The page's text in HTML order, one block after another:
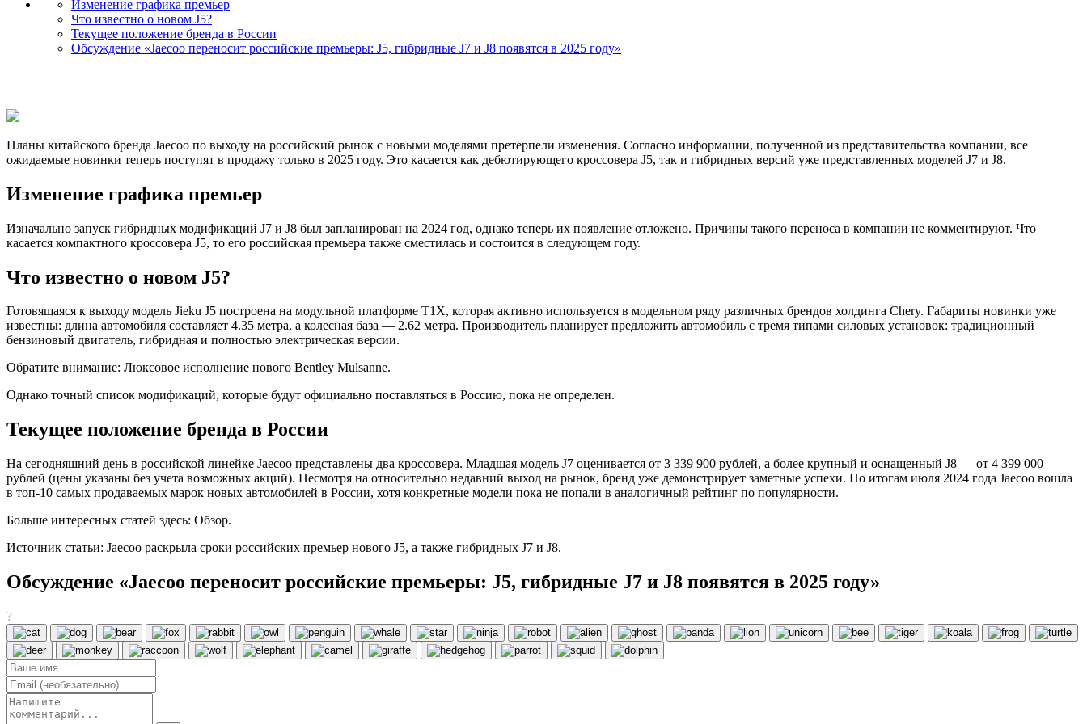
Изменение графика премьер
Что известно о новом J5?
Текущее положение бренда в России
Обсуждение «Jaecoo переносит российские премьеры: J5, гибридные J7 и J8 появятся в 2025 году»
Планы китайского бренда Jaecoo по выходу на российский рынок с новыми моделями претерпели изменения. Согласно информации, полученной из представительства компании, все
ожидаемые новинки теперь поступят в продажу только в 2025 году. Это касается как дебютирующего кроссовера J5, так и гибридных версий уже представленных моделей J7 и J8.
Изменение графика премьер
Изначально запуск гибридных модификаций J7 и J8 был запланирован на 2024 год, однако теперь их появление отложено. Причины такого переноса в компании не комментируют. Что
касается компактного кроссовера J5, то его российская премьера также сместилась и состоится в следующем году.
Что известно о новом J5?
Готовящаяся к выходу модель Jieku J5 построена на модульной платформе T1X, которая активно используется в модельном ряду различных брендов холдинга Chery. Габариты новинки уже
известны: длина автомобиля составляет 4.35 метра, а колесная база — 2.62 метра. Производитель планирует предложить автомобиль с тремя типами силовых установок: традиционный
бензиновый двигатель, гибридная и полностью электрическая версии.
Обратите внимание: Люксовое исполнение нового Bentley Mulsanne.
Однако точный список модификаций, которые будут официально поставляться в Россию, пока не определен.
Текущее положение бренда в России
На сегодняшний день в российской линейке Jaecoo представлены два кроссовера. Младшая модель J7 оценивается от 3 339 900 рублей, а более крупный и оснащенный J8 — от 4 399 000
рублей (цены указаны без учета возможных акций). Несмотря на относительно недавний выход на рынок, бренд уже демонстрирует заметные успехи. По итогам июля 2024 года Jaecoo вошла
в топ-10 самых продаваемых марок новых автомобилей в России, хотя конкретные модели пока не попали в аналогичный рейтинг по популярности.
Больше интересных статей здесь: Обзор.
Источник статьи: Jaecoo раскрыла сроки российских премьер нового J5, а также гибридных J7 и J8.
Обсуждение «Jaecoo переносит российские премьеры: J5, гибридные J7 и J8 появятся в 2025 году»
?